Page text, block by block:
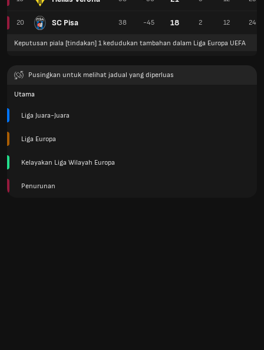
20 SC Pisa 38 -45 18 2 12 24
Keputusan piala [tindakan] 1 kedudukan tambahan dalam Liga Europa UEFA
Pusingkan untuk melihat jadual yang diperluas
Utama
Liga Juara-Juara
Liga Europa
Kelayakan Liga Wilayah Europa
Penurunan